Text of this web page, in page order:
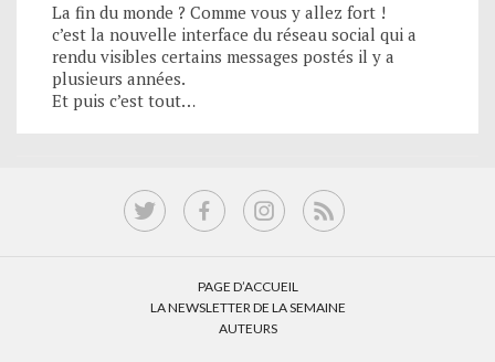
La fin du monde ? Comme vous y allez fort !
c’est la nouvelle interface du réseau social qui a
rendu visibles certains messages postés il y a
plusieurs années.
Et puis c’est tout…
PAGE D’ACCUEIL
LA NEWSLETTER DE LA SEMAINE
AUTEURS